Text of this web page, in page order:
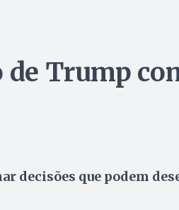
de Trump
decisões que podem